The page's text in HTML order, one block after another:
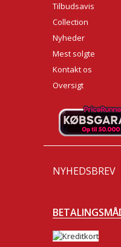
Tilbudsavis
Collection
Nyheder
Mest solgte
Kontakt os
Oversigt
NYHEDSBREV